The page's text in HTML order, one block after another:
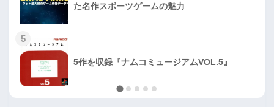
た名作スポーツゲームの魅力
5
5作を収録『ナムコミュージアムVOL.5』